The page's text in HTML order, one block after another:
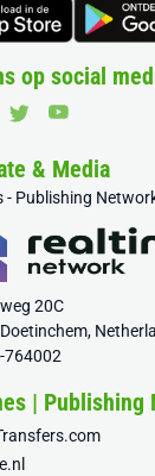
op social
& Media
- Publishing
20C
764002
| Publishing